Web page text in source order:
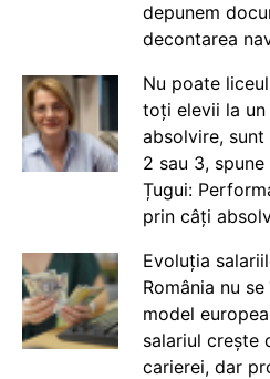
depunem
decontarea
Nu poate
toți elevii la un
absolvire,
2 sau 3,
Țugui:
prin câți
Evoluția
România nu
model
salariul crește
carierei, dar